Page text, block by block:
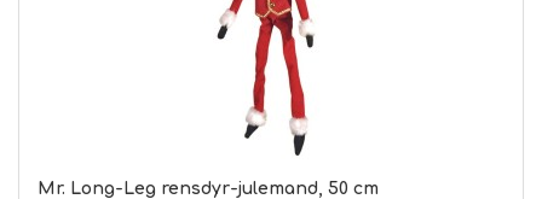
Mr. Long-Leg rensdyr-julemand, 50 cm